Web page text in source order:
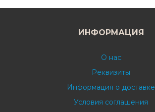
ИНФОРМАЦИЯ
О нас
Реквизиты
Информация о доставке
Условия соглашения